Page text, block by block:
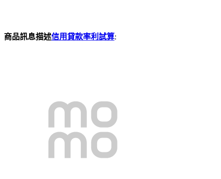
商品訊息描述信用貸款率利試算: